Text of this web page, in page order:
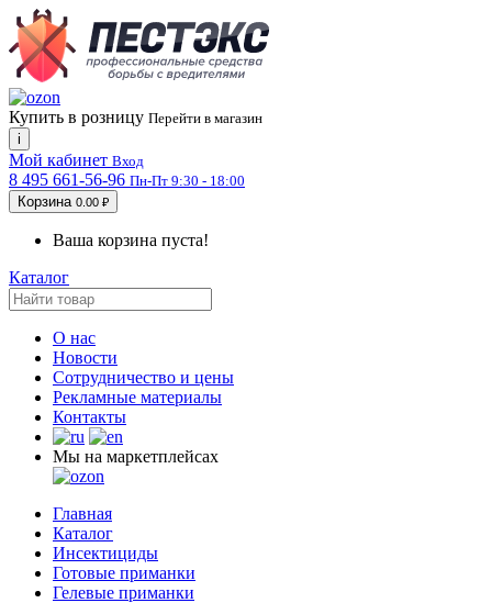
Купить в розницу Перейти в магазин
i
Мой кабинет Вход
8 495 661-56-96 Пн-Пт 9:30 - 18:00
Корзина 0.00 ₽
Ваша корзина пуста!
Каталог
О нас
Новости
Сотрудничество и цены
Рекламные материалы
Контакты
Мы на маркетплейсах
Главная
Каталог
Инсектициды
Готовые приманки
Гелевые приманки